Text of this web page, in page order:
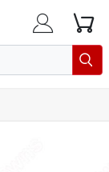
 
